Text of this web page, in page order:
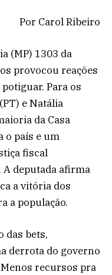
Por Carol Ribeiro
(MP) 1303 da
provocou reações
Para os
e Natália
da Casa
o país e um
fiscal
A deputada afirma
a vitória dos
a população.
das bets,
derrota do governo
recursos pra